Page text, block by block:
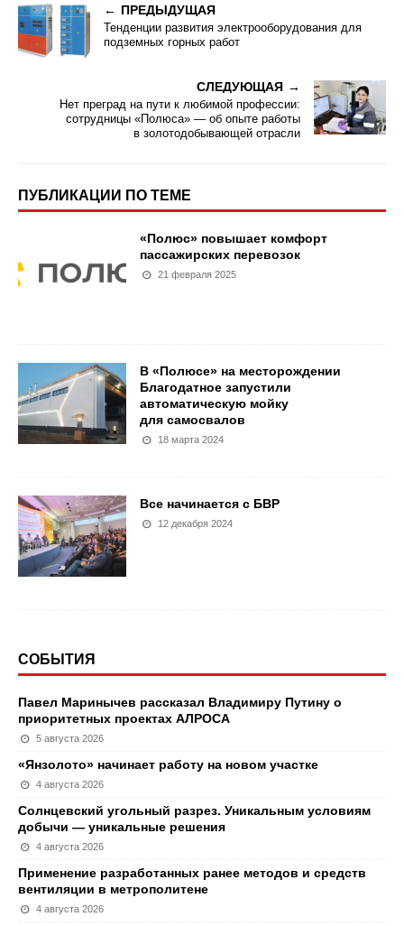
ПРЕДЫДУЩАЯ
Тенденции развития электрооборудования для
подземных горных работ
СЛЕДУЮЩАЯ
Нет преград на пути к любимой профессии:
сотрудницы «Полюса» — об опыте работы
в золотодобывающей отрасли
ПУБЛИКАЦИИ ПО ТЕМЕ
«Полюс» повышает комфорт
пассажирских перевозок
21 февраля 2025
В «Полюсе» на месторождении
Благодатное запустили
автоматическую мойку
для самосвалов
18 марта 2024
Все начинается с БВР
12 декабря 2024
СОБЫТИЯ
Павел Маринычев рассказал Владимиру Путину о
приоритетных проектах АЛРОСА
5 августа 2026
«Янзолото» начинает работу на новом участке
4 августа 2026
Солнцевский угольный разрез. Уникальным условиям
добычи — уникальные решения
4 августа 2026
Применение разработанных ранее методов и средств
вентиляции в метрополитене
4 августа 2026